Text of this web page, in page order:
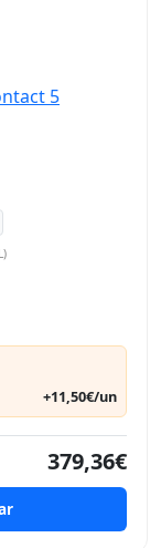
+11,50€/un
379,36€